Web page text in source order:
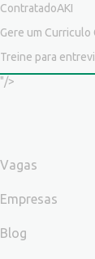
ContratadoAKI
Gere um Curriculo
Treine para
"/>
Vagas
Empresas
Blog